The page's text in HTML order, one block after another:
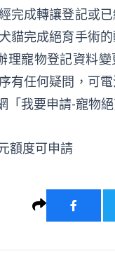
完成轉讓登記或已
貓完成絕育手術
理寵物登記資料
有任何疑問，可
我要申請-寵物絕
額度可申請